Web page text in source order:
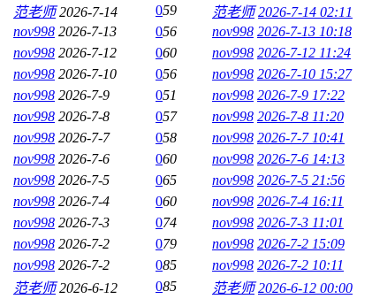
范老师 2026-7-14 059 范老师 2026-7-14 02:11
nov998 2026-7-13 056 nov998 2026-7-13 10:18
nov998 2026-7-12 060 nov998 2026-7-12 11:24
nov998 2026-7-10 056 nov998 2026-7-10 15:27
nov998 2026-7-9 051 nov998 2026-7-9 17:22
nov998 2026-7-8 057 nov998 2026-7-8 11:20
nov998 2026-7-7 058 nov998 2026-7-7 10:41
nov998 2026-7-6 060 nov998 2026-7-6 14:13
nov998 2026-7-5 065 nov998 2026-7-5 21:56
nov998 2026-7-4 060 nov998 2026-7-4 16:11
nov998 2026-7-3 074 nov998 2026-7-3 11:01
nov998 2026-7-2 079 nov998 2026-7-2 15:09
nov998 2026-7-2 085 nov998 2026-7-2 10:11
范老师 2026-6-12 085 范老师 2026-6-12 00:00